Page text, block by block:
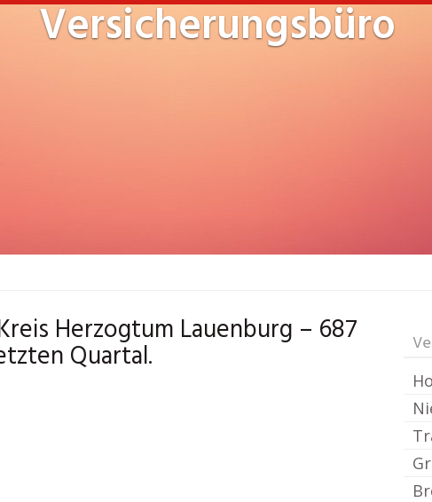
Versicherungsbüro
Herzogtum Lauenburg – 687
Quartal.